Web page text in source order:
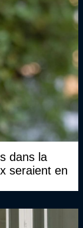
dans la
seraient en